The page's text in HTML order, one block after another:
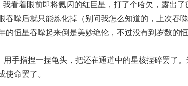
看着眼前即将氦闪的红巨星，打了个哈欠，露出
吞噬后就只能炼化掉（别问我怎么知道的，上次吞
的恒星吞噬起来倒是美妙绝伦，不过没有到岁数
手指捏一捏龟头，把还在通道中的星核捏碎罢了
使命罢了。